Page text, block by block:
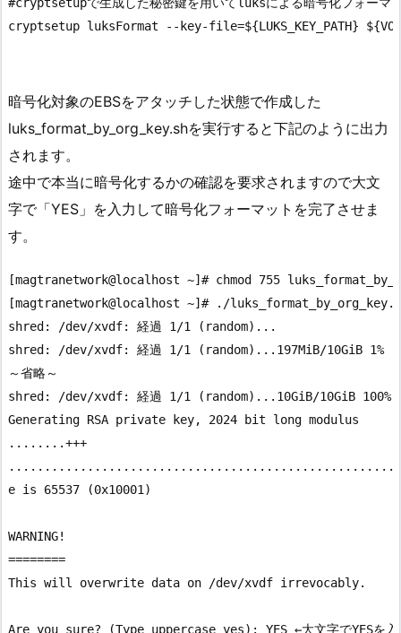
cryptsetup luksFormat --key-file=${LUKS_KEY_PATH}
暗号化対象のEBSをアタッチした状態で作成した
luks_format_by_org_key.shを実行すると下記のように出力
されます。
途中で本当に暗号化するかの確認を要求されますので大文
字で「YES」を入力して暗号化フォーマットを完了させま
す。
[magtranetwork@localhost ~]# chmod 755
[magtranetwork@localhost ~]# ./
shred: /dev/xvdf: 経過 1/1 (random)...
shred: /dev/xvdf: 経過 1/1 (random)...197MiB/10GiB 1%
～省略～
shred: /dev/xvdf: 経過 1/1 (random)...10GiB/10GiB 100%
Generating RSA private key, 2024 bit long modulus
........+++
e is 65537 (0x10001)
WARNING!
========
This will overwrite data on /dev/xvdf irrevocably.